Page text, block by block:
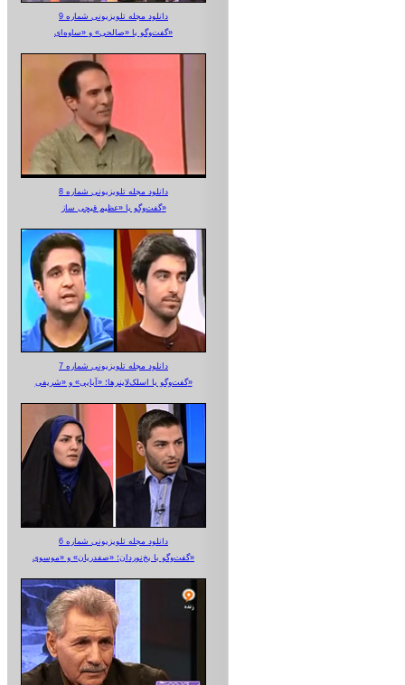
دانلود مجله تلویزیونی شماره 9
گفت‌وگو با «صالحی» و «ساوه‌ای»
دانلود مجله تلویزیونی شماره 8
گفت‌وگو با «عظیم قیچی ساز»
دانلود مجله تلویزیونی شماره 7
گفت‌وگو با اسلک‌لاینرها؛ «آبایی» و «شریفی»
دانلود مجله تلویزیونی شماره 6
گفت‌وگو با یخ‌نوردان؛ «صفدریان» و «موسوی»